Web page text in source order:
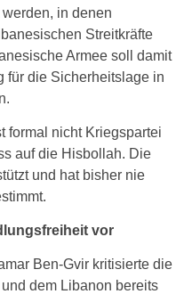
in denen
Streitkräfte
Armee soll damit
für die Sicherheitslage in
formal nicht Kriegspartei
auf die Hisbollah. Die
und hat bisher nie
vor
Ben-Gvir kritisierte die
dem Libanon bereits